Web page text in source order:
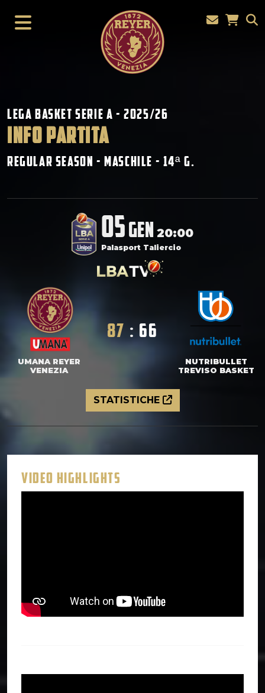
Lega Basket Serie A - 2025/26
INFO PARTITA
Regular Season - Maschile - 14ª G.
05gen 20:00
Palasport Taliercio
UMANA REYER
VENEZIA
87 : 66
NUTRIBULLET
TREVISO BASKET
STATISTICHE
VIDEO HIGHLIGHTS